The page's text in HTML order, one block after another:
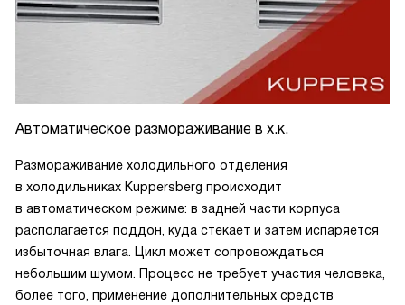
Автоматическое размораживание в х.к.
Размораживание холодильного отделения
в холодильниках Kuppersberg происходит
в автоматическом режиме: в задней части корпуса
располагается поддон, куда стекает и затем испаряется
избыточная влага. Цикл может сопровождаться
небольшим шумом. Процесс не требует участия человека,
более того, применение дополнительных средств